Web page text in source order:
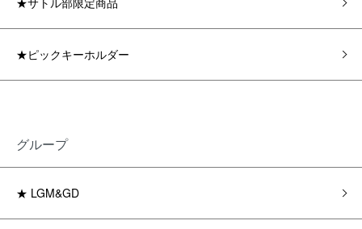
★ピックキーホルダー
グループ
★ LGM&GD